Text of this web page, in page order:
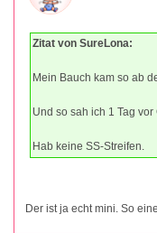
Zitat von SureLona:
Mein Bauch kam so ab
Und so sah ich 1 Tag vor
Hab keine SS-Streifen.
Der ist ja echt mini. So